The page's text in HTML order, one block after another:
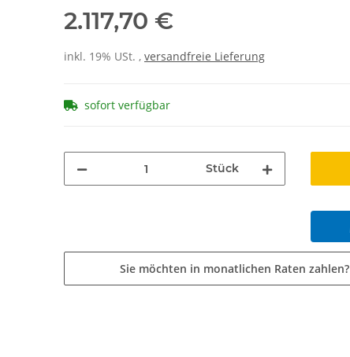
2.117,70 €
inkl. 19% USt. , versandfreie Lieferung
sofort verfügbar
Stück
Sie möchten in monatlichen Raten zahlen?